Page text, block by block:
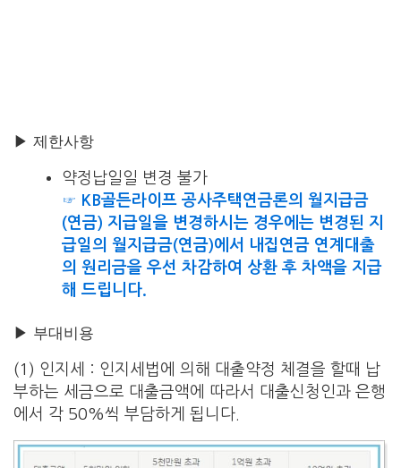
▶ 제한사항
약정납일일 변경 불가
☞ KB골든라이프 공사주택연금론의 월지급금
(연금) 지급일을 변경하시는 경우에는 변경된 지
급일의 월지급금(연금)에서 내집연금 연계대출
의 원리금을 우선 차감하여 상환 후 차액을 지급
해 드립니다.
▶ 부대비용
(1) 인지세 : 인지세법에 의해 대출약정 체결을 할때 납
부하는 세금으로 대출금액에 따라서 대출신청인과 은행
에서 각 50%씩 부담하게 됩니다.